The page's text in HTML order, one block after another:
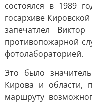
состоялся в 1989
госархиве
запечатлел
противопожарной
фотолабораторией.
Это было
Кирова и области,
маршруту